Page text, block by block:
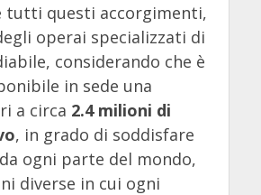
tutti questi accorgimenti,
operai specializzati di
considerando che è
in sede una
a circa 2.4 milioni di
, in grado di soddisfare
ogni parte del mondo,
diverse in cui ogni